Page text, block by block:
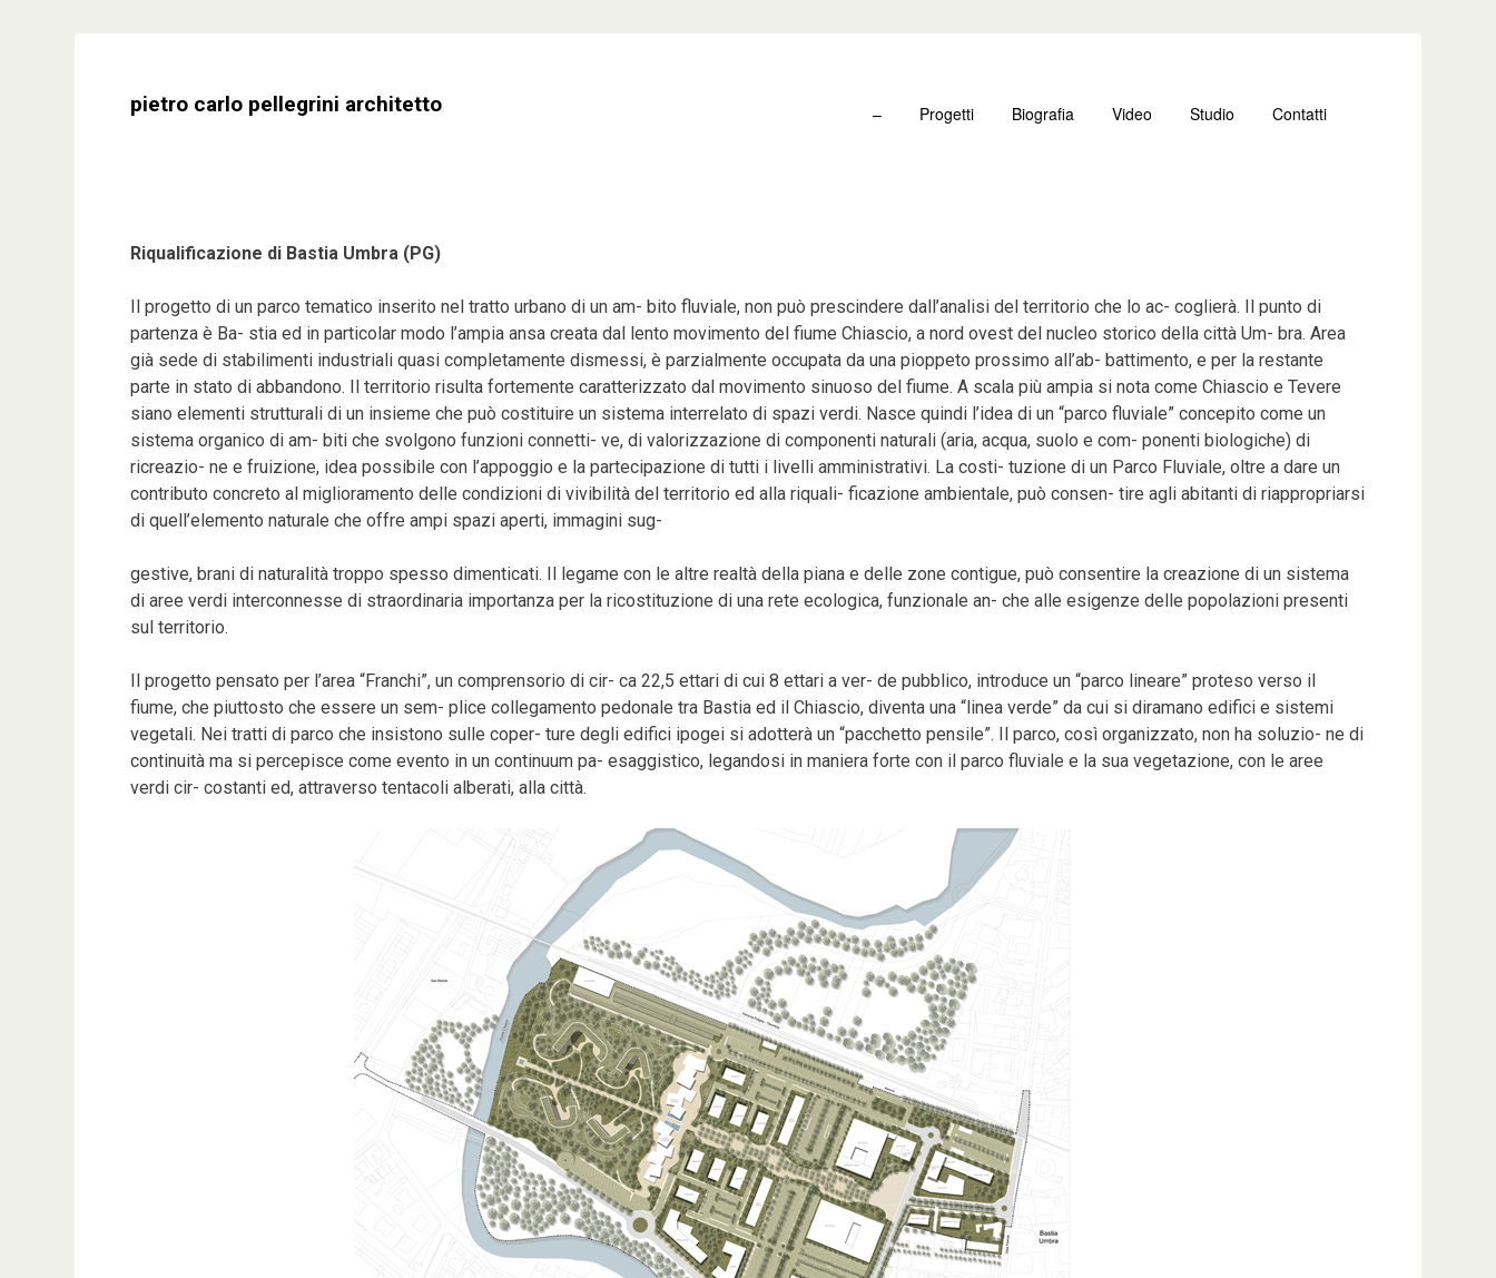
contentpietro carlo pellegrini architetto – Progetti Biografia Video Studio Contatti
Riqualificazione di Bastia Umbra (PG)
Il progetto di un parco tematico inserito nel tratto urbano di un am- bito fluviale, non può prescindere dall’analisi del territorio che lo ac- coglierà. Il punto di
partenza è Ba- stia ed in particolar modo l’ampia ansa creata dal lento movimento del fiume Chiascio, a nord ovest del nucleo storico della città Um- bra. Area
già sede di stabilimenti industriali quasi completamente dismessi, è parzialmente occupata da una pioppeto prossimo all’ab- battimento, e per la restante
parte in stato di abbandono. Il territorio risulta fortemente caratterizzato dal movimento sinuoso del fiume. A scala più ampia si nota come Chiascio e Tevere
siano elementi strutturali di un insieme che può costituire un sistema interrelato di spazi verdi. Nasce quindi l’idea di un “parco fluviale” concepito come un
sistema organico di am- biti che svolgono funzioni connetti- ve, di valorizzazione di componenti naturali (aria, acqua, suolo e com- ponenti biologiche) di
ricreazio- ne e fruizione, idea possibile con l’appoggio e la partecipazione di tutti i livelli amministrativi. La costi- tuzione di un Parco Fluviale, oltre a dare un
contributo concreto al miglioramento delle condizioni di vivibilità del territorio ed alla riquali- ficazione ambientale, può consen- tire agli abitanti di riappropriarsi
di quell’elemento naturale che offre ampi spazi aperti, immagini sug-
gestive, brani di naturalità troppo spesso dimenticati. Il legame con le altre realtà della piana e delle zone contigue, può consentire la creazione di un sistema
di aree verdi interconnesse di straordinaria importanza per la ricostituzione di una rete ecologica, funzionale an- che alle esigenze delle popolazioni presenti
sul territorio.
Il progetto pensato per l’area “Franchi”, un comprensorio di cir- ca 22,5 ettari di cui 8 ettari a ver- de pubblico, introduce un “parco lineare” proteso verso il
fiume, che piuttosto che essere un sem- plice collegamento pedonale tra Bastia ed il Chiascio, diventa una “linea verde” da cui si diramano edifici e sistemi
vegetali. Nei tratti di parco che insistono sulle coper- ture degli edifici ipogei si adotterà un “pacchetto pensile”. Il parco, così organizzato, non ha soluzio- ne di
continuità ma si percepisce come evento in un continuum pa- esaggistico, legandosi in maniera forte con il parco fluviale e la sua vegetazione, con le aree
verdi cir- costanti ed, attraverso tentacoli alberati, alla città.